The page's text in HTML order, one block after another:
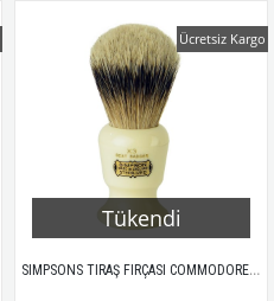
Tükendi
SIMPSONS TIRAŞ FIRÇASI COMMODORE X3 BEST
Ücretsiz Kargo